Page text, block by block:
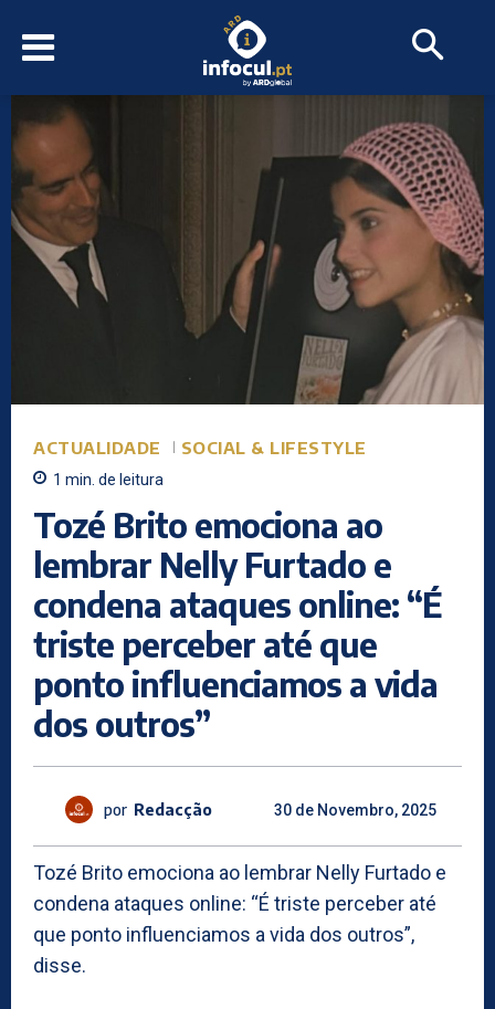
ACTUALIDADE SOCIAL & LIFESTYLE
1 min. de leitura
Tozé Brito emociona ao
lembrar Nelly Furtado e
condena ataques online: “É
triste perceber até que
ponto influenciamos a vida
dos outros”
por Redacção 30 de Novembro, 2025
Tozé Brito emociona ao lembrar Nelly Furtado e
condena ataques online: “É triste perceber até
que ponto influenciamos a vida dos outros”,
disse.